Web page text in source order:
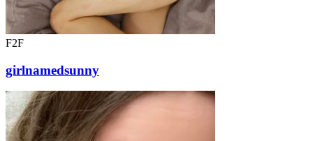
F2F
girlnamedsunny